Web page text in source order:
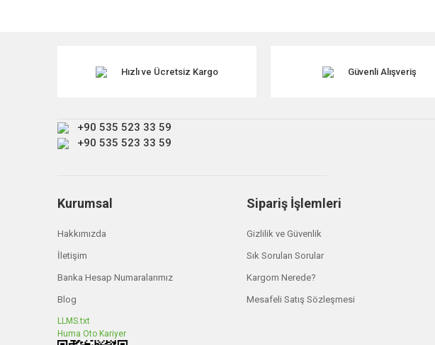
Ürün açıklamasında eksik bilgiler bulunuyor.
Bu ürüne benzer farklı alternatifler olmalı.
Hızlı ve Ücretsiz Kargo Güvenli Alışveriş
+90 535 523 33 59
+90 535 523 33 59
Kurumsal
Hakkımızda
İletişim
Banka Hesap Numaralarımız
Blog
LLMS.txt
Huma Oto Kariyer
Sipariş İşlemleri
Gizlilik ve Güvenlik
Sık Sorulan Sorular
Kargom Nerede?
Mesafeli Satış Sözleşmesi